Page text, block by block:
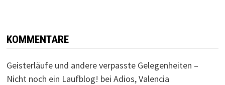
KOMMENTARE
Geisterläufe und andere verpasste Gelegenheiten –
Nicht noch ein Laufblog! bei Adios, Valencia